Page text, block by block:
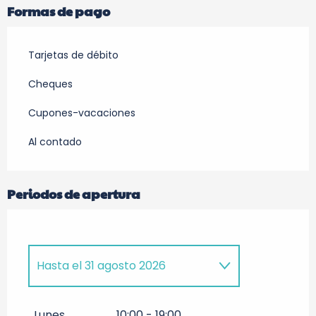
Formas de pago
Tarjetas de débito
Cheques
Cupones-vacaciones
Al contado
Periodos de apertura
1 abril 2026al4 junio 2026
Hasta el31 agosto 2026